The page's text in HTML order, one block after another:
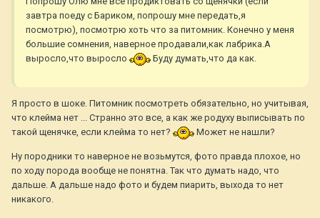
завтра поеду с Бариком, попрошу мне передать,я
посмотрю), посмотрю хоть что за питомник. Конечно у меня
большие сомнения, наверное продавали,как лабрика.А
выросло,что выросло
Буду думать,что да как.
Я просто в шоке. Питомник посмотреть обязательно, но учитывая,
что клейма нет ... Странно это все, а как же родуху выписывать по
такой щенячке, если клейма то нет?
Может не нашли?
Ну породники то наверное не возьмутся, фото правда плохое, но
по ходу порода вообще не понятна. Так что думать надо, что
дальше. А дальше надо фото и будем пиарить, выхода то нет
никакого.